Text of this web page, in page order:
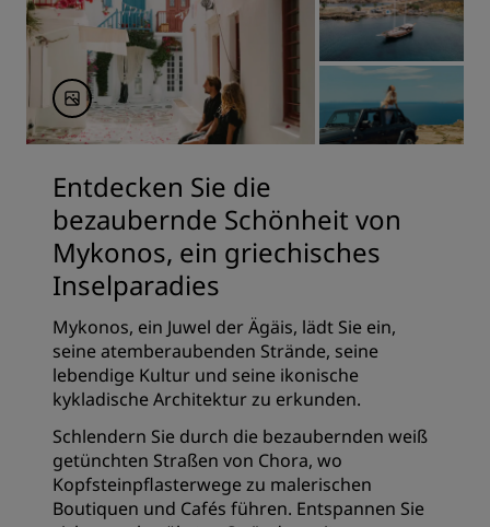
Entdecken Sie die
bezaubernde Schönheit von
Mykonos, ein griechisches
Inselparadies
Mykonos, ein Juwel der Ägäis, lädt Sie ein,
seine atemberaubenden Strände, seine
lebendige Kultur und seine ikonische
kykladische Architektur zu erkunden.
Schlendern Sie durch die bezaubernden weiß
getünchten Straßen von Chora, wo
Kopfsteinpflasterwege zu malerischen
Boutiquen und Cafés führen. Entspannen Sie